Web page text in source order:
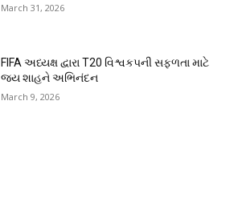
March 31, 2026
FIFA અધ્યક્ષ દ્વારા T20 વિશ્વકપની સફળતા માટે
જય શાહને અભિનંદન
March 9, 2026